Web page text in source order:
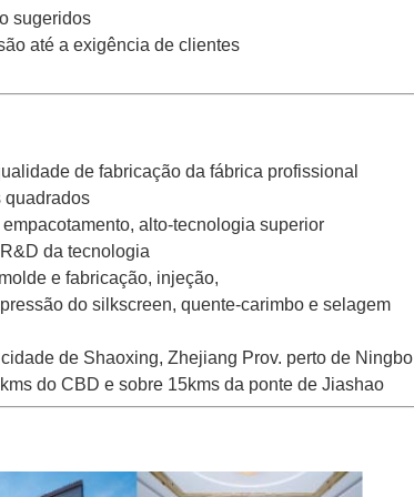
sugeridos
até a exigência de clientes
de fabricação da fábrica profissional
quadrados
alto-tecnologia superior
da tecnologia
e fabricação, injeção,
do silkscreen, quente-carimbo e selagem
de Shaoxing, Zhejiang Prov. perto de Ningbo
do CBD e sobre 15kms da ponte de Jiashao